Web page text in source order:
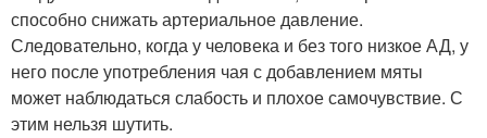
способно снижать артериальное давление.
Следовательно, когда у человека и без того низкое АД, у
него после употребления чая с добавлением мяты
может наблюдаться слабость и плохое самочувствие. С
этим нельзя шутить.